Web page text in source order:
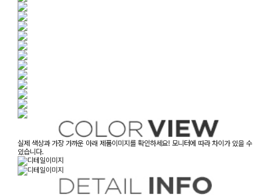
실제 색상과 가장 가까운 아래 제품이미지를 확인하세요! 모니터에 따라 차이가 있을 수
있습니다.